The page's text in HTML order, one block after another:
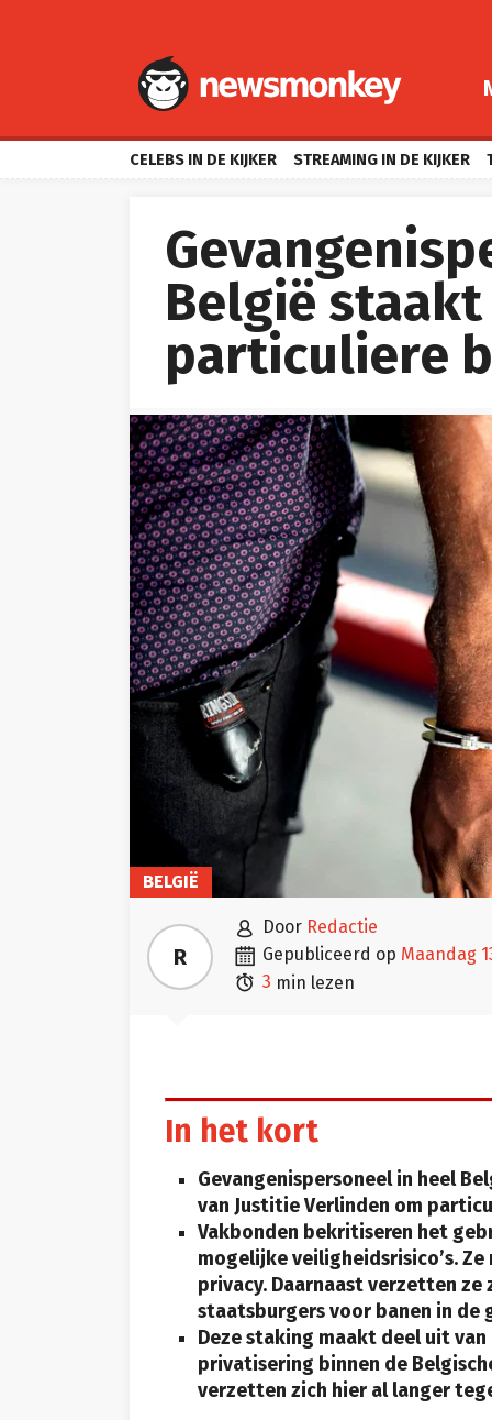
CELEBS IN DE KIJKER STREAMING IN DE KIJKER
België
particuliere
BELGIË
R
 door Redactie
 gepubliceerd op maandag
 3 min lezen
In het kort
Gevangenispersoneel in heel
van Justitie Verlinden om
Vakbonden bekritiseren het
mogelijke veiligheidsrisico’s.
privacy. Daarnaast verzetten
staatsburgers voor banen in de
Deze staking maakt deel uit
privatisering binnen de
verzetten zich hier al langer